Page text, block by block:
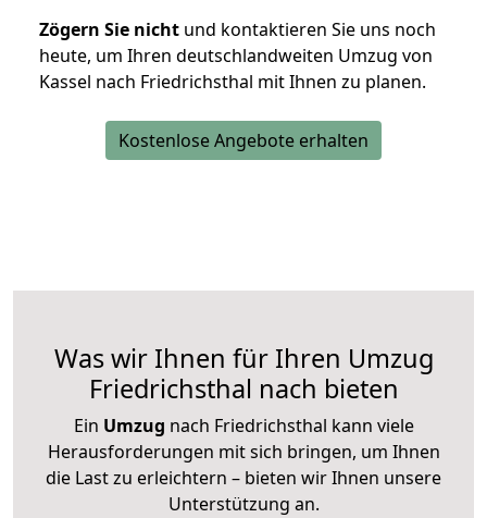
Zögern Sie nicht und kontaktieren Sie uns noch
heute, um Ihren deutschlandweiten Umzug von
Kassel nach Friedrichsthal mit Ihnen zu planen.
Kostenlose Angebote erhalten
Was wir Ihnen für Ihren Umzug
Friedrichsthal nach bieten
Ein Umzug nach Friedrichsthal kann viele
Herausforderungen mit sich bringen, um Ihnen
die Last zu erleichtern – bieten wir Ihnen unsere
Unterstützung an.